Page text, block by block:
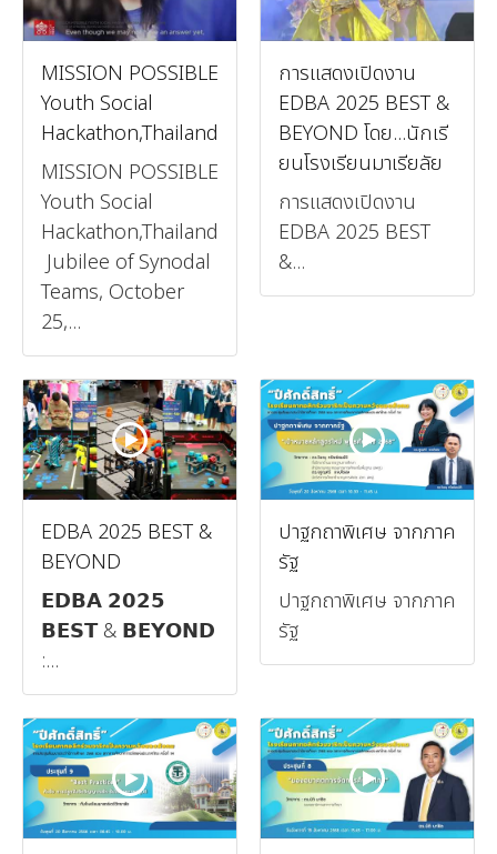
MISSION POSSIBLE
Youth Social
Hackathon,Thailand
MISSION POSSIBLE
Youth Social
Hackathon,Thailand
Jubilee of Synodal
Teams, October
25,...
การแสดงเปิดงาน
EDBA 2025 BEST &
BEYOND โดย...นักเรี
ยนโรงเรียนมาเรียลัย
การแสดงเปิดงาน
EDBA 2025 BEST
&...
EDBA 2025 BEST &
BEYOND
𝗘𝗗𝗕𝗔 𝟮𝟬𝟮𝟱
𝗕𝗘𝗦𝗧 & 𝗕𝗘𝗬𝗢𝗡𝗗
:...
ปาฐกถาพิเศษ จากภาค
รัฐ
ปาฐกถาพิเศษ จากภาค
รัฐ